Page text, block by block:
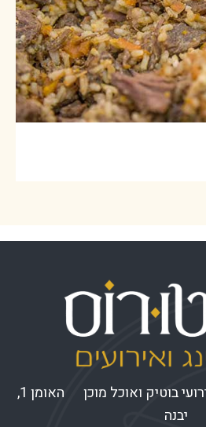
ארטורוס – קייטרינג, אירועי בוטיק ואוכל מוכן האומן 1,
יבנה